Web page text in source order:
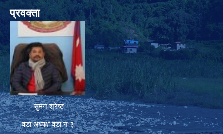
प्रवक्ता
सुमन श्रेष्ठ
वडा अध्यक्ष वडा नं ३